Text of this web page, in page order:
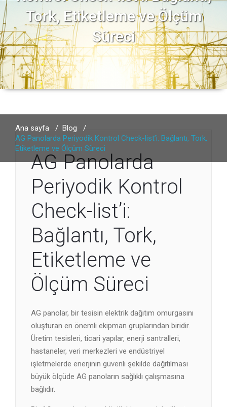
Tork, Etiketleme ve Ölçüm
Süreci
Ana sayfa / Blog /
AG Panolarda Periyodik Kontrol Check-list’i: Bağlantı, Tork,
Etiketleme ve Ölçüm Süreci
AG Panolarda
Periyodik Kontrol
Check-list’i:
Bağlantı, Tork,
Etiketleme ve
Ölçüm Süreci
AG panolar, bir tesisin elektrik dağıtım omurgasını
oluşturan en önemli ekipman gruplarından biridir.
Üretim tesisleri, ticari yapılar, enerji santralleri,
hastaneler, veri merkezleri ve endüstriyel
işletmelerde enerjinin güvenli şekilde dağıtılması
büyük ölçüde AG panoların sağlıklı çalışmasına
bağlıdır.